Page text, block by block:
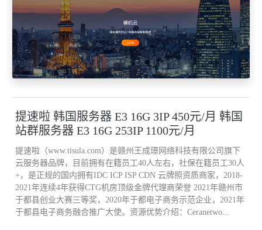
提速啦 韩国服务器 E3 16G 3IP 450元/月 韩国
站群服务器 E3 16G 253IP 1100元/月
提速啦（www.tisula.com）是赣州王成璟网络科技有限公司旗下
云服务器品牌，目前拥有在籍员工40人左右，社保在籍员工30人
+，是正规的国内拥有IDC ICP ISP CDN 云牌照资质商家，2018-
2021年连续4年获得CTG机房顶级金牌代理商荣誉 2021年赣州市
于都县创业大赛三等奖，2020年于都电子商务示范企业，2021年
于都县电子商务融合推广大使。资源优势介绍：Ceranetwo...